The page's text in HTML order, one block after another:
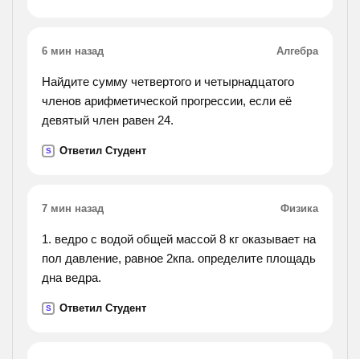
6 мин назад Алгебра
Найдите сумму четвертого и четырнадцатого
членов арифметической прогрессии, если её
девятый член равен 24.
S Ответил Студент
7 мин назад Физика
1. ведро с водой общей массой 8 кг оказывает на
пол давление, равное 2кпа. определите площадь
дна ведра.
S Ответил Студент